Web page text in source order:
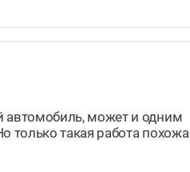
автомобиль, может и одним
только такая работа похожа